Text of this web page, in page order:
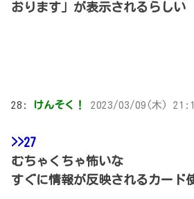
おります」が表示されるらしい
28: けんそく！ 2023/03/09(木)
>>27
むちゃくちゃ怖いな
すぐに情報が反映されるカード